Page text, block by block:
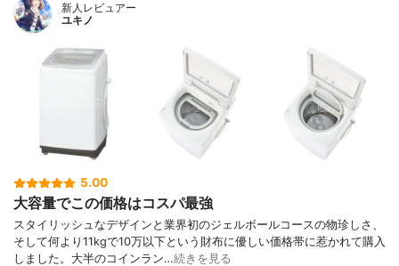
新人レビュアー
ユキノ
5.00
大容量でこの価格はコスパ最強
スタイリッシュなデザインと業界初のジェルボールコースの物珍しさ、
そして何より11kgで10万以下という財布に優しい価格帯に惹かれて購入
しました。大半のコインラン…続きを見る